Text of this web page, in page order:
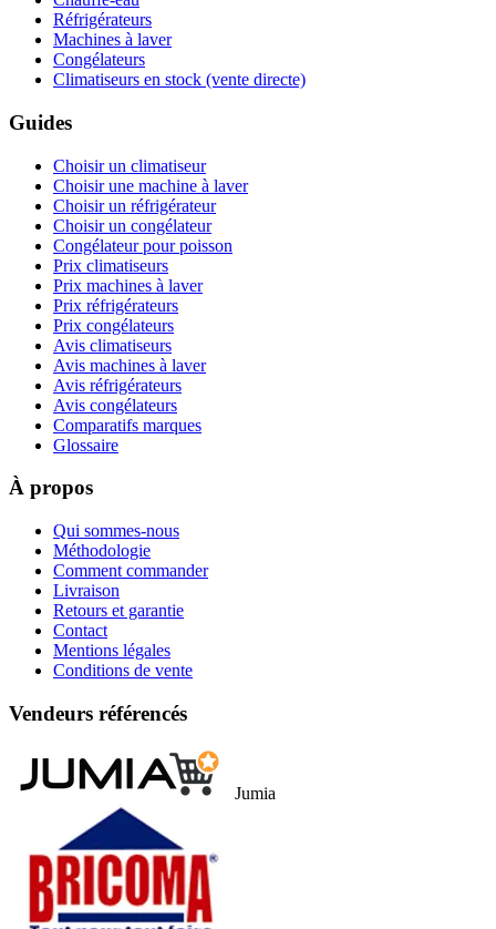
Réfrigérateurs
Machines à laver
Congélateurs
Climatiseurs en stock (vente directe)
Guides
Choisir un climatiseur
Choisir une machine à laver
Choisir un réfrigérateur
Choisir un congélateur
Congélateur pour poisson
Prix climatiseurs
Prix machines à laver
Prix réfrigérateurs
Prix congélateurs
Avis climatiseurs
Avis machines à laver
Avis réfrigérateurs
Avis congélateurs
Comparatifs marques
Glossaire
À propos
Qui sommes-nous
Méthodologie
Comment commander
Livraison
Retours et garantie
Contact
Mentions légales
Conditions de vente
Vendeurs référencés
Jumia